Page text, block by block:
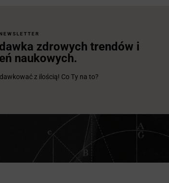
zdrowych trendów i
naukowych.
z ilością! Co Ty na to?